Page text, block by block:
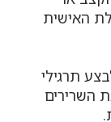
האישית
תרגילי
השרירים